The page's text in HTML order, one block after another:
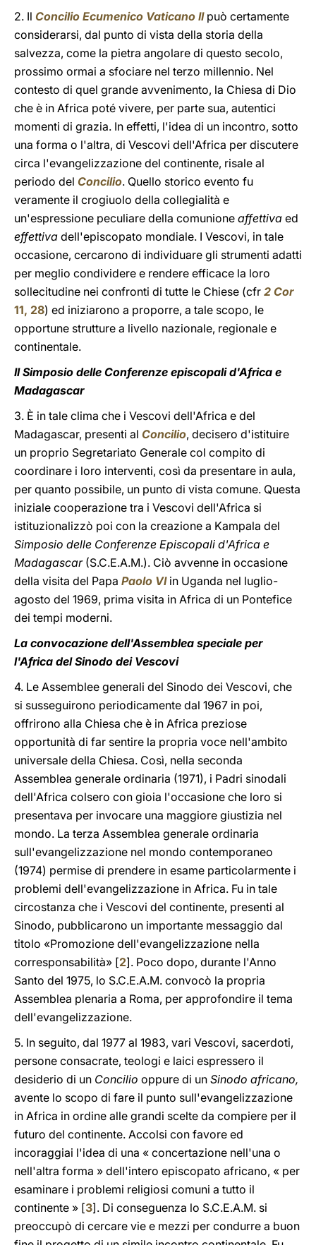
2. Il Concilio Ecumenico Vaticano IIpuò certamente
considerarsi, dal punto di vista della storia della
salvezza, come la pietra angolare di questo secolo,
prossimo ormai a sfociare nel terzo millennio. Nel
contesto di quel grande avvenimento, la Chiesa di Dio
che è in Africa poté vivere, per parte sua, autentici
momenti di grazia. In effetti, l'idea di un incontro, sotto
una forma o l'altra, di Vescovi dell'Africa per discutere
circa l'evangelizzazione del continente, risale al
periodo del Concilio. Quello storico evento fu
veramente il crogiuolo della collegialità e
un'espressione peculiare della comunione affettiva ed
effettiva dell'episcopato mondiale. I Vescovi, in tale
occasione, cercarono di individuare gli strumenti adatti
per meglio condividere e rendere efficace la loro
sollecitudine nei confronti di tutte le Chiese (cfr 2 Cor
11, 28) ed iniziarono a proporre, a tale scopo, le
opportune strutture a livello nazionale, regionale e
continentale.
Il Simposio delle Conferenze episcopali d'Africa e
Madagascar
3. È in tale clima che i Vescovi dell'Africa e del
Madagascar, presenti al Concilio, decisero d'istituire
un proprio Segretariato Generale col compito di
coordinare i loro interventi, così da presentare in aula,
per quanto possibile, un punto di vista comune. Questa
iniziale cooperazione tra i Vescovi dell'Africa si
istituzionalizzò poi con la creazione a Kampala del
Simposio delle Conferenze Episcopali d'Africa e
Madagascar (S.C.E.A.M.). Ciò avvenne in occasione
della visita del Papa Paolo VIin Uganda nel luglio-
agosto del 1969, prima visita in Africa di un Pontefice
dei tempi moderni.
La convocazione dell'Assemblea speciale per
l'Africa del Sinodo dei Vescovi
4. Le Assemblee generali del Sinodo dei Vescovi, che
si susseguirono periodicamente dal 1967 in poi,
offrirono alla Chiesa che è in Africa preziose
opportunità di far sentire la propria voce nell'ambito
universale della Chiesa. Così, nella seconda
Assemblea generale ordinaria (1971), i Padri sinodali
dell'Africa colsero con gioia l'occasione che loro si
presentava per invocare una maggiore giustizia nel
mondo. La terza Assemblea generale ordinaria
sull'evangelizzazione nel mondo contemporaneo
(1974) permise di prendere in esame particolarmente i
problemi dell'evangelizzazione in Africa. Fu in tale
circostanza che i Vescovi del continente, presenti al
Sinodo, pubblicarono un importante messaggio dal
titolo «Promozione dell'evangelizzazione nella
corresponsabilità» [2]. Poco dopo, durante l'Anno
Santo del 1975, lo S.C.E.A.M. convocò la propria
Assemblea plenaria a Roma, per approfondire il tema
dell'evangelizzazione.
5. In seguito, dal 1977 al 1983, vari Vescovi, sacerdoti,
persone consacrate, teologi e laici espressero il
desiderio di un Concilio oppure di un Sinodo africano,
avente lo scopo di fare il punto sull'evangelizzazione
in Africa in ordine alle grandi scelte da compiere per il
futuro del continente. Accolsi con favore ed
incoraggiai l'idea di una « concertazione nell'una o
nell'altra forma » dell'intero episcopato africano, « per
esaminare i problemi religiosi comuni a tutto il
continente » [3]. Di conseguenza lo S.C.E.A.M. si
preoccupò di cercare vie e mezzi per condurre a buon